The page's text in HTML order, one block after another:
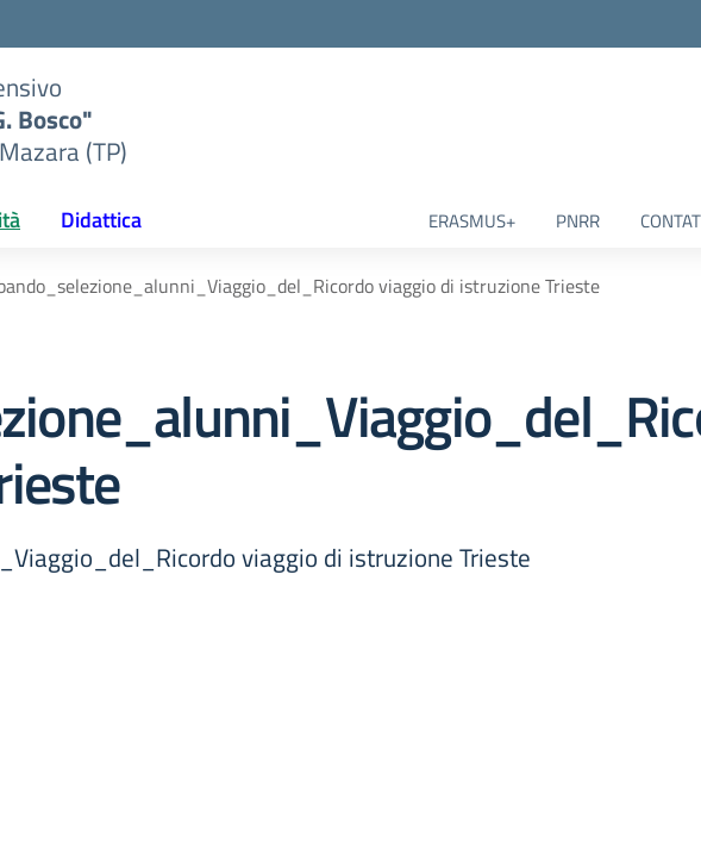
Bosco"
(TP)
Didattica ERASMUS+ PNRR
viaggio di istruzione Trieste
viaggio di istruzione Trieste